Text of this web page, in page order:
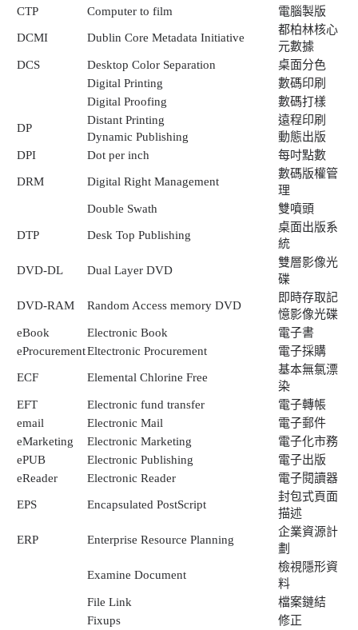
CTP
Computer to film 電腦製版
DCMI Dublin Core Metadata Initiative
都柏林核心
元數據
DCS
Desktop Color Separation
桌面分色
Digital Printing
數碼印刷
Digital Proofing
數碼打樣
DP
Distant Printing
Dynamic Publishing
遠程印刷
動態出版
DPI
Dot per inch 每吋點數
DRM Digital Right Management
數碼版權管
理
Double Swath
雙噴頭
DTP Desk Top Publishing
桌面出版系
統
DVD-DL Dual Layer DVD
雙層影像光
碟
DVD-RAM Random Access memory DVD
即時存取記
憶影像光碟
eBook
Electronic Book
電子書
eProcurementEltectronic Procurement 電子採購
ECF Elemental Chlorine Free
基本無氯漂
染
EFT
Electronic fund transfer
電子轉帳
email
Electronic Mail
電子郵件
eMarketing
Electronic Marketing
電子化市務
ePUB
Electronic Publishing
電子出版
eReader
Electronic Reader 電子閱讀器
EPS Encapsulated PostScript
封包式頁面
描述
ERP Enterprise Resource Planning
企業資源計
劃
Examine Document
檢視隱形資
料
File Link
檔案鏈結
Fixups
修正